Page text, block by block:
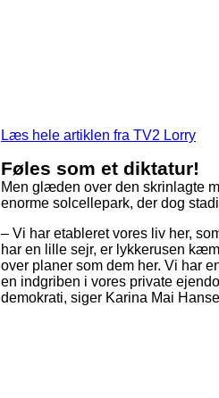
Læs hele artiklen fra TV2 Lorry
Føles som et diktatur!
Men glæden over den skrinlagte
enorme solcellepark, der dog
– Vi har etableret vores liv her,
har en lille sejr, er lykkerusen
over planer som dem her. Vi har
en indgriben i vores private
demokrati, siger Karina Mai